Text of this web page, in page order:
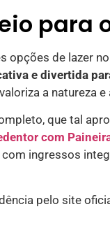
para
opções de lazer
e divertida
a natureza
que tal
com
com ingressos
pelo site